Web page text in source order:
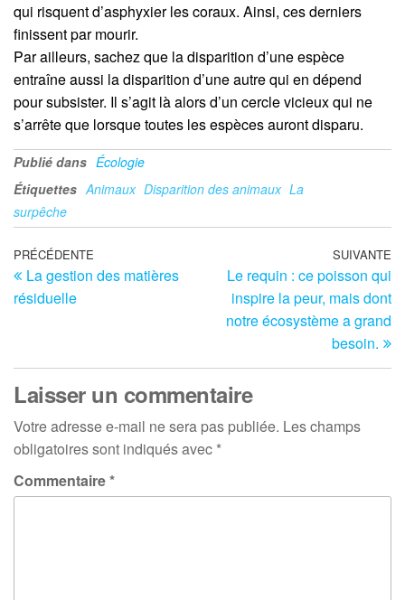
qui risquent d’asphyxier les coraux. Ainsi, ces derniers
finissent par mourir.
Par ailleurs, sachez que la disparition d’une espèce
entraîne aussi la disparition d’une autre qui en dépend
pour subsister. Il s’agit là alors d’un cercle vicieux qui ne
s’arrête que lorsque toutes les espèces auront disparu.
Publié dans Écologie
Étiquettes Animaux Disparition des animaux La
surpêche
Navigation
de
Article
précédent
PRÉCÉDENTE
La gestion des matières
résiduelle
SUIVANTE
Le requin : ce poisson qui
inspire la peur, mais dont
notre écosystème a grand
besoin.
Laisser un commentaire
Votre adresse e-mail ne sera pas publiée. Les champs
obligatoires sont indiqués avec *
Commentaire*